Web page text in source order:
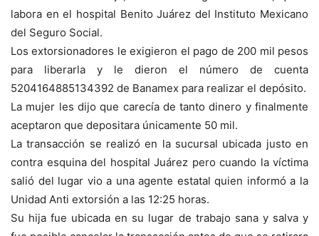
labora en el hospital Benito Juárez del Instituto Mexicano
del Seguro Social.
Los extorsionadores le exigieron el pago de 200 mil pesos
para liberarla y le dieron el número de cuenta
5204164885134392 de Banamex para realizar el depósito.
La mujer les dijo que carecía de tanto dinero y finalmente
aceptaron que depositara únicamente 50 mil.
La transacción se realizó en la sucursal ubicada justo en
contra esquina del hospital Juárez pero cuando la víctima
salió del lugar vio a una agente estatal quien informó a la
Unidad Anti extorsión a las 12:25 horas.
Su hija fue ubicada en su lugar de trabajo sana y salva y